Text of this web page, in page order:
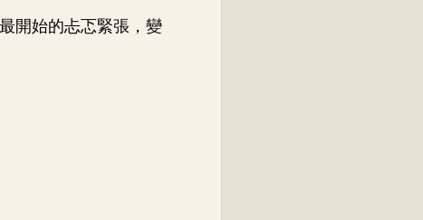
開始的忐忑緊張，變